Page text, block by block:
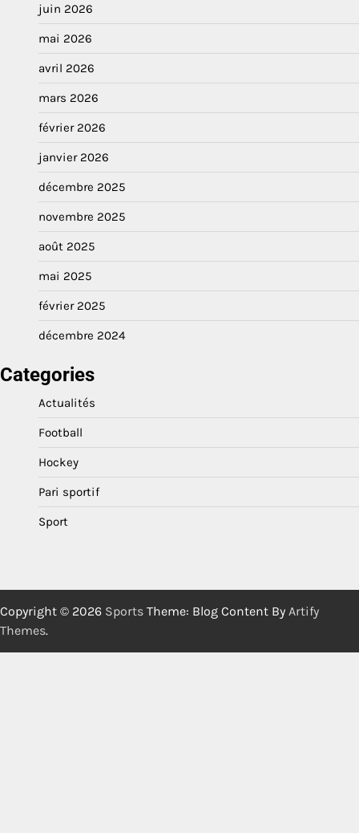
juin 2026
mai 2026
avril 2026
mars 2026
février 2026
janvier 2026
décembre 2025
novembre 2025
août 2025
mai 2025
février 2025
décembre 2024
Categories
Actualités
Football
Hockey
Pari sportif
Sport
Copyright © 2026 Sports Theme: Blog Content By Artify
Themes.